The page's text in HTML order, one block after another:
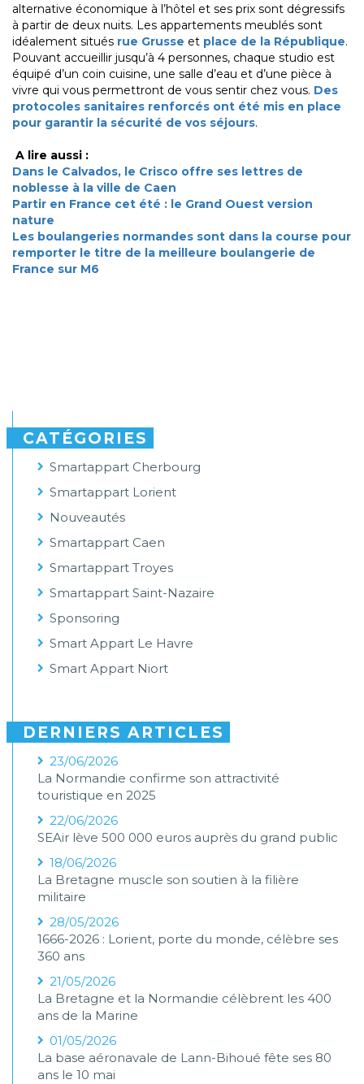
alternative économique à l’hôtel et ses prix sont dégressifs
à partir de deux nuits. Les appartements meublés sont
idéalement situés rue Grusse et place de la République.
Pouvant accueillir jusqu’à 4 personnes, chaque studio est
équipé d’un coin cuisine, une salle d’eau et d’une pièce à
vivre qui vous permettront de vous sentir chez vous. Des
protocoles sanitaires renforcés ont été mis en place
pour garantir la sécurité de vos séjours.
A lire aussi :
Dans le Calvados, le Crisco offre ses lettres de
noblesse à la ville de Caen
Partir en France cet été : le Grand Ouest version
nature
Les boulangeries normandes sont dans la course pour
remporter le titre de la meilleure boulangerie de
France sur M6
CATÉGORIES
Smartappart Cherbourg
Smartappart Lorient
Nouveautés
Smartappart Caen
Smartappart Troyes
Smartappart Saint-Nazaire
Sponsoring
Smart Appart Le Havre
Smart Appart Niort
DERNIERS ARTICLES
23/06/2026
La Normandie confirme son attractivité
touristique en 2025
22/06/2026
SEAir lève 500 000 euros auprès du grand public
18/06/2026
La Bretagne muscle son soutien à la filière
militaire
28/05/2026
1666-2026 : Lorient, porte du monde, célèbre ses
360 ans
21/05/2026
La Bretagne et la Normandie célèbrent les 400
ans de la Marine
01/05/2026
La base aéronavale de Lann-Bihoué fête ses 80
ans le 10 mai